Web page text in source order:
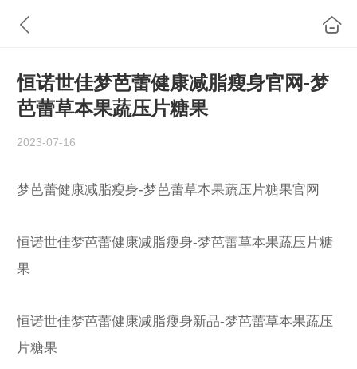
恒诺世佳梦芭蕾健康减脂瘦身官网-梦
芭蕾草本果蔬压片糖果
2023-07-16
梦芭蕾健康减脂瘦身-梦芭蕾草本果蔬压片糖果官网
恒诺世佳梦芭蕾健康减脂瘦身-梦芭蕾草本果蔬压片糖
果
恒诺世佳梦芭蕾健康减脂瘦身新品-梦芭蕾草本果蔬压
片糖果